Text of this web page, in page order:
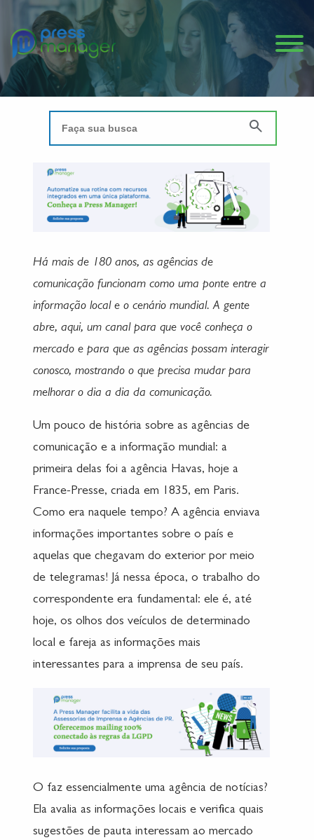
Há mais de 180 anos, as agências de
comunicação funcionam como uma ponte entre a
informação local e o cenário mundial. A gente
abre, aqui, um canal para que você conheça o
mercado e para que as agências possam interagir
conosco, mostrando o que precisa mudar para
melhorar o dia a dia da comunicação.
Um pouco de história sobre as agências de
comunicação e a informação mundial: a
primeira delas foi a agência Havas, hoje a
France-Presse, criada em 1835, em Paris.
Como era naquele tempo? A agência enviava
informações importantes sobre o país e
aquelas que chegavam do exterior por meio
de telegramas! Já nessa época, o trabalho do
correspondente era fundamental: ele é, até
hoje, os olhos dos veículos de determinado
local e fareja as informações mais
interessantes para a imprensa de seu país.
O faz essencialmente uma agência de notícias?
Ela avalia as informações locais e verifica quais
sugestões de pauta interessam ao mercado